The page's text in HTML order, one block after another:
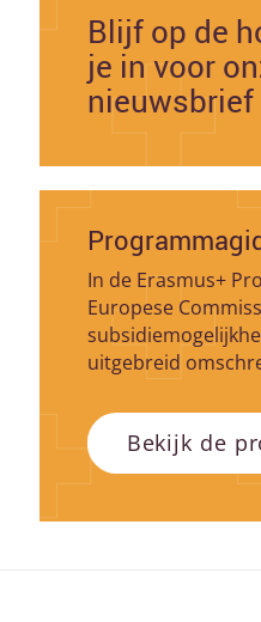
Blijf op de
je in voor
nieuwsbrief
In de Erasmus+
Europese
uitgebreid
Bekijk de